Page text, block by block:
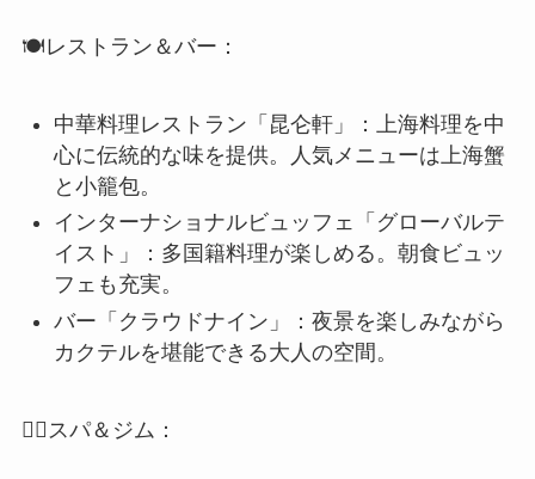
心に伝統的な味を提供。人気メニューは上海蟹
と小籠包。
インターナショナルビュッフェ「グローバルテ
イスト」：多国籍料理が楽しめる。朝食ビュッ
フェも充実。
バー「クラウドナイン」：夜景を楽しみながら
カクテルを堪能できる大人の空間。